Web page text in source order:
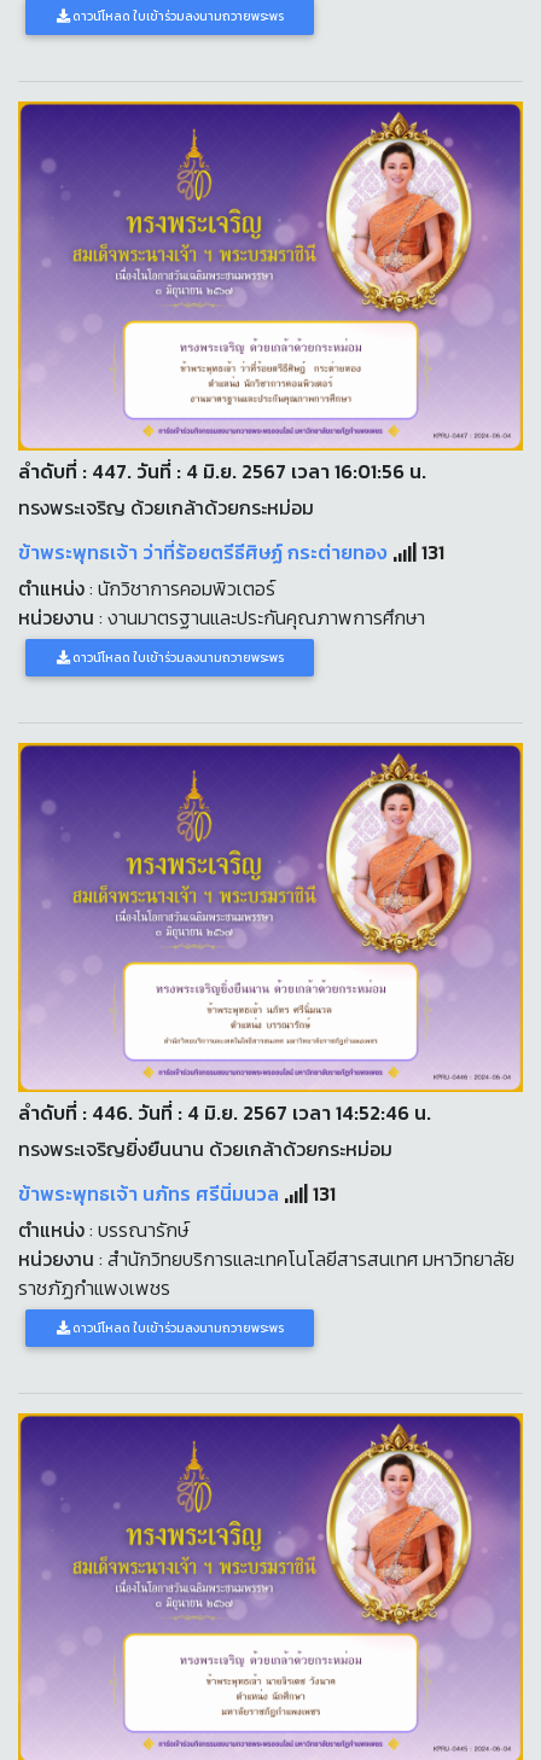
ดาวน์โหลด ใบเข้าร่วมลงนามถวายพระพร
ลำดับที่ : 447. วันที่ : 4 มิ.ย. 2567 เวลา 16:01:56 น.
ทรงพระเจริญ ด้วยเกล้าด้วยกระหม่อม
ข้าพระพุทธเจ้า ว่าที่ร้อยตรีธีศิษฏ์ กระต่ายทอง
131
ตำแหน่ง: นักวิชาการคอมพิวเตอร์
หน่วยงาน : งานมาตรฐานและประกันคุณภาพการศึกษา
ดาวน์โหลด ใบเข้าร่วมลงนามถวายพระพร
ลำดับที่ : 446. วันที่ : 4 มิ.ย. 2567 เวลา 14:52:46 น.
ทรงพระเจริญยิ่งยืนนาน ด้วยเกล้าด้วยกระหม่อม
ข้าพระพุทธเจ้า นภัทร ศรีนิ่มนวล
131
ตำแหน่ง: บรรณารักษ์
หน่วยงาน : สำนักวิทยบริการและเทคโนโลยีสารสนเทศ มหาวิทยาลัย
ราชภัฏกำแพงเพชร
ดาวน์โหลด ใบเข้าร่วมลงนามถวายพระพร